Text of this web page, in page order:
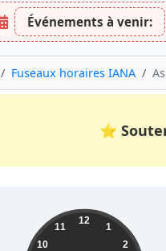
Événements à venir:
Accueil
Fuseaux horaires IANA
⭐
03:43:42 12
1
2
10
11